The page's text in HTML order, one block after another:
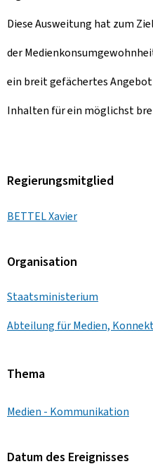
Diese Ausweitung hat zum
der
ein breit gefächertes
Inhalten für ein möglichst
Regierungsmitglied
BETTEL Xavier
Organisation
Staatsministerium
Abteilung für Medien,
Thema
Medien - Kommunikation
Datum des Ereignisses